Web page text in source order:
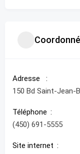
Adresse
150 Bd Saint-Jean-
Téléphone
(450) 691-5555
Site internet